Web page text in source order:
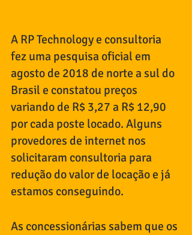
A RP Technology e consultoria
fez uma pesquisa oficial em
agosto de 2018 de norte a sul do
Brasil e constatou preços
variando de R$ 3,27 a R$ 12,90
por cada poste locado. Alguns
provedores de internet nos
solicitaram consultoria para
redução do valor de locação e já
estamos conseguindo.
As concessionárias sabem que os